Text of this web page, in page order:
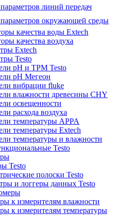
линий передач
окружающей среды
качества воды Extech
качества воздуха
Extech
Testo
pH и ТРМ Testo
pH Мегеон
вибрации fluke
влажности древесины CHY
освещенности
расхода воздуха
температуры APPA
температуры Extech
температуры и влажности
Testo
Testo
полоски Testo
и логгеры данных Testo
к измерителям влажности
к измерителям температуры